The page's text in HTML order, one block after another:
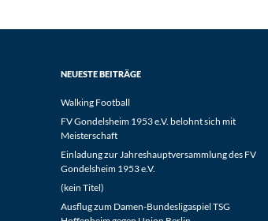
NEUESTE BEITRÄGE
Walking Football
FV Gondelsheim 1953 e.V. belohnt sich mit
Meisterschaft
Einladung zur Jahreshauptversammlung des FV
Gondelsheim 1953 e.V.
(kein Titel)
Ausflug zum Damen-Bundesligaspiel TSG